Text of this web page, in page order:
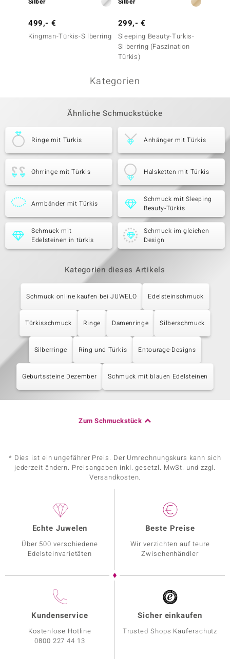
499,- €
Kingman-Türkis-Silberring
299,- €
Sleeping Beauty-Türkis-
Silberring (Faszination
Türkis)
Kategorien
Ähnliche Schmuckstücke
Ringe mit Türkis Anhänger mit Türkis
Ohrringe mit Türkis Halsketten mit Türkis
Armbänder mit Türkis
Schmuck mit Sleeping
Beauty-Türkis
Schmuck mit
Edelsteinen in türkis
Schmuck im gleichen
Design
Kategorien dieses Artikels
Schmuck online kaufen bei JUWELO Edelsteinschmuck
Türkisschmuck Ringe Damenringe Silberschmuck
Silberringe Ring und Türkis Entourage-Designs
Geburtssteine Dezember Schmuck mit blauen Edelsteinen
Zum Schmuckstück
* Dies ist ein ungefährer Preis. Der Umrechnungskurs kann sich
jederzeit ändern. Preisangaben inkl. gesetzl. MwSt. und zzgl.
Versandkosten.
Echte Juwelen
Über 500 verschiedene
Edelsteinvarietäten
Beste Preise
Wir verzichten auf teure
Zwischenhändler
Kundenservice
Kostenlose Hotline
0800 227 44 13
Sicher einkaufen
Trusted Shops Käuferschutz